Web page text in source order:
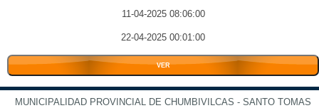
11-04-2025 08:06:00
22-04-2025 00:01:00
VER
MUNICIPALIDAD PROVINCIAL DE CHUMBIVILCAS - SANTO TOMAS